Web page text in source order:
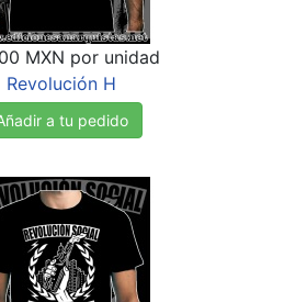
MXN por unidad
Revolución H
a tu pedido